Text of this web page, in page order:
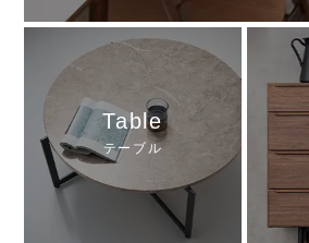
Table
テーブル